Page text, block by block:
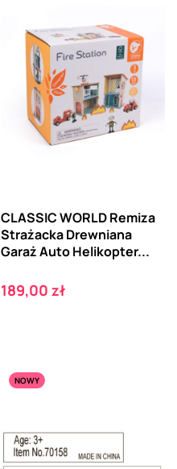
CLASSIC WORLD Remiza
Strażacka Drewniana
Garaż Auto Helikopter...
Cena
189,00 zł
NOWY